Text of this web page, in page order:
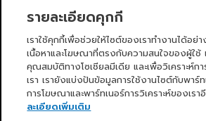
หน้าแรก บริการของเรา ข่าวสารและกิจก
เกี่ยวกับเรา นักลงทุนสัมพันธ์
รายละเอียดคุกกี้
เราใช้คุกกี้เพื่อช่วยให้ไซต์ของเราทำงานได้อ
เนื้อหาและโฆษณาที่ตรงกับความสนใจของผู้ใช้
คุณสมบัติทางโซเชียลมีเดีย และเพื่อวิเคราะห์ก
เรา เรายังแบ่งปันข้อมูลการใช้งานไซต์กับพาร์ท
การโฆษณาและพาร์ทเนอร์การวิเคราะห์ของเรา
ละเอียดเพิ่มเติม